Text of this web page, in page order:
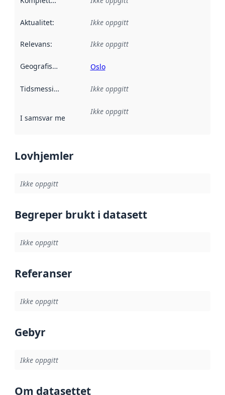
Aktualitet: Ikke oppgitt
Relevans: Ikke oppgitt
Geografisk avgrensning :
Oslo
Tidsmessig avgrensning :
Ikke oppgitt
I samsvar med Referanse til en implementasjonsregel
Ikke oppgitt
Lovhjemler
Ikke oppgitt
Begreper brukt i datasett
Ikke oppgitt
Referanser
Ikke oppgitt
Gebyr
Ikke oppgitt
Om datasettet